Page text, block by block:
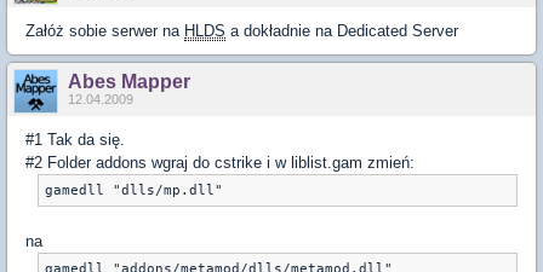
Załóż sobie serwer na HLDS a dokładnie na Dedicated Server
Abes Mapper
12.04.2009
#1 Tak da się.
#2 Folder addons wgraj do cstrike i w liblist.gam zmień:
gamedll "dlls/mp.dll"
na